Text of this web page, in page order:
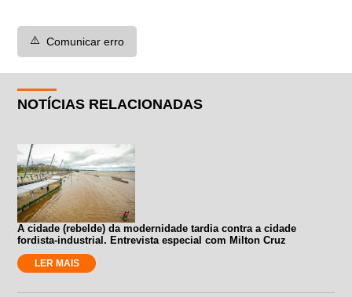
⚠️ Comunicar erro
NOTÍCIAS RELACIONADAS
A cidade (rebelde) da modernidade tardia contra a cidade
fordista-industrial. Entrevista especial com Milton Cruz
LER MAIS